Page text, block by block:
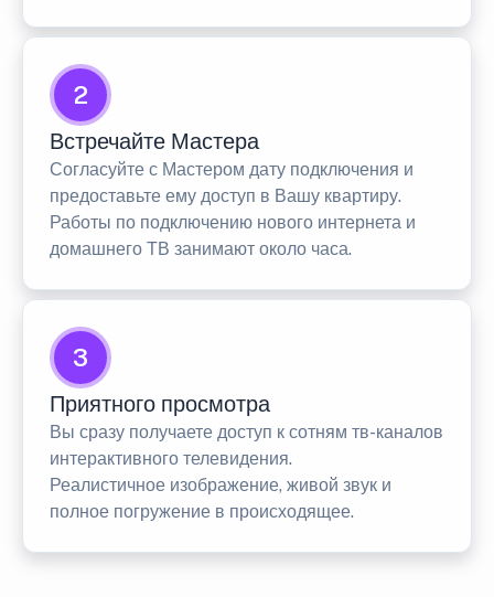
2
Встречайте Мастера
Согласуйте с Мастером дату подключения и
предоставьте ему доступ в Вашу квартиру.
Работы по подключению нового интернета и
домашнего ТВ занимают около часа.
3
Приятного просмотра
Вы сразу получаете доступ к сотням тв-каналов
интерактивного телевидения.
Реалистичное изображение, живой звук и
полное погружение в происходящее.